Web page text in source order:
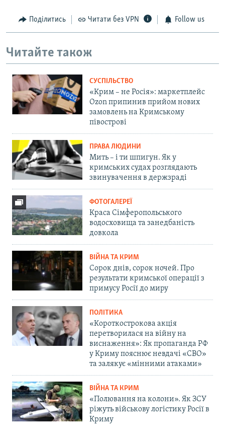
Поділитись Читати без VPN Follow us
Читайте також
СУСПІЛЬСТВО
«Крим – не Росія»: маркетплейс
Ozon припинив прийом нових
замовлень на Кримському
півострові
ПРАВА ЛЮДИНИ
Мить – і ти шпигун. Як у
кримських судах розглядають
звинувачення в держзраді
ФОТОГАЛЕРЕЇ
Краса Сімферопольського
водосховища та занедбаність
довкола
ВІЙНА ТА КРИМ
Сорок днів, сорок ночей. Про
результати кримської операції з
примусу Росії до миру
ПОЛІТИКА
«Короткострокова акція
перетворилася на війну на
виснаження»: Як пропаганда РФ
у Криму пояснює невдачі «СВО»
та залякує «мінними атаками»
ВІЙНА ТА КРИМ
«Полювання на колони». Як ЗСУ
ріжуть військову логістику Росії в
Криму